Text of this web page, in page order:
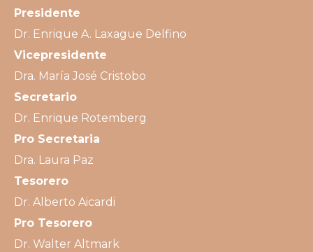
Presidente
Dr. Enrique A. Laxague Delfino
Vicepresidente
Dra. María José Cristobo
Secretario
Dr. Enrique Rotemberg
Pro Secretaria
Dra. Laura Paz
Tesorero
Dr. Alberto Aicardi
Pro Tesorero
Dr. Walter Altmark